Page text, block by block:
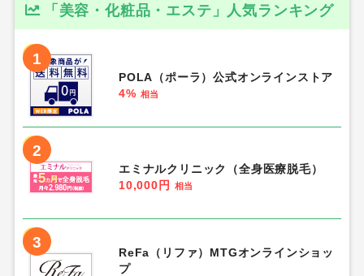
「美容・化粧品・エステ」人気ランキング
1
POLA（ポーラ）公式オンラインストア
4% 相当
2
エミナルクリニック（全身医療脱毛）
10,000円
相当
3
ReFa（リファ）MTGオンラインショッ
プ